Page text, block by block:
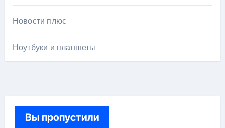
Новости плюс
Ноутбуки и планшеты
Вы пропустили